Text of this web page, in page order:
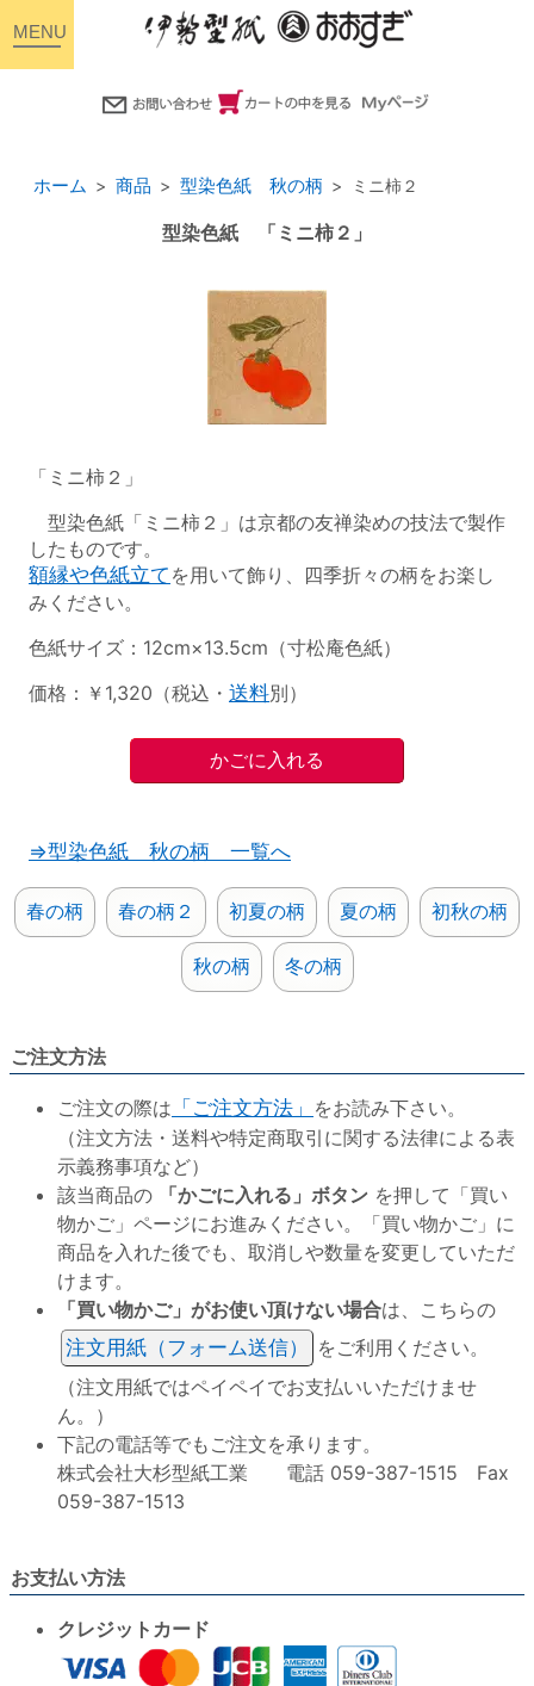
ホーム 商品 型染色紙 秋の柄 ミニ柿２
型染色紙 「ミニ柿２」
「ミニ柿２」
型染色紙「ミニ柿２」は京都の友禅染めの技法で製作
したものです。
額縁や色紙立て を用いて飾り、四季折々の柄をお楽し
みください。
色紙サイズ：12cm×13.5cm（寸松庵色紙）
価格：￥1,320（税込・ 送料別）
⇒型染色紙 秋の柄 一覧へ
春の柄 春の柄２ 初夏の柄 夏の柄 初秋の柄
秋の柄 冬の柄
ご注文方法
ご注文の際は 「ご注文方法」 をお読み下さい。
（注文方法・送料や特定商取引に関する法律による表
示義務事項など）
該当商品の
「かごに入れる」ボタン を押して「買い
物かご」ページにお進みください。「買い物かご」に
商品を入れた後でも、取消しや数量を変更していただ
けます。
「買い物かご」がお使い頂けない場合は、こちらの
注文用紙（フォーム送信）
をご利用ください。
（注文用紙ではペイペイでお支払いいただけませ
ん。）
下記の電話等でもご注文を承ります。
株式会社大杉型紙工業 電話 059-387-1515 Fax
059-387-1513
お支払い方法
クレジットカード
toggle
navigation